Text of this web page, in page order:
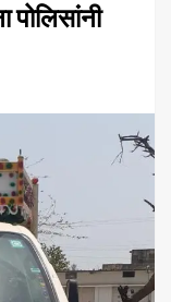
पोलिसांनी